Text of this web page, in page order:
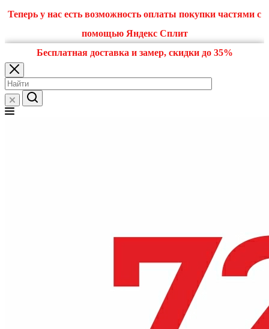
Теперь у нас есть возможность оплаты покупки частями с
помощью Яндекс Сплит
Бесплатная доставка и замер, скидки до 35%